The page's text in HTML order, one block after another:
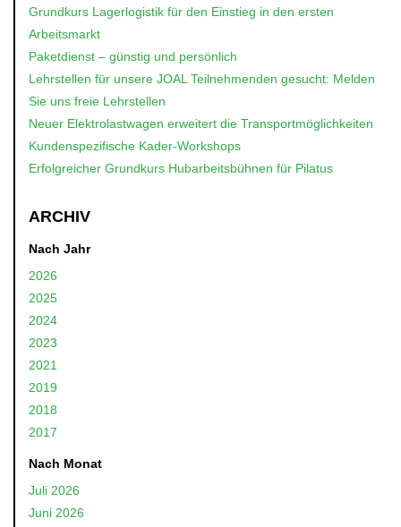
Grundkurs Lagerlogistik für den Einstieg in den ersten
Arbeitsmarkt
Paketdienst – günstig und persönlich
Lehrstellen für unsere JOAL Teilnehmenden gesucht: Melden
Sie uns freie Lehrstellen
Neuer Elektrolastwagen erweitert die Transportmöglichkeiten
Kundenspezifische Kader-Workshops
Erfolgreicher Grundkurs Hubarbeitsbühnen für Pilatus
ARCHIV
Nach Jahr
2026
2025
2024
2023
2021
2019
2018
2017
Nach Monat
Juli 2026
Juni 2026